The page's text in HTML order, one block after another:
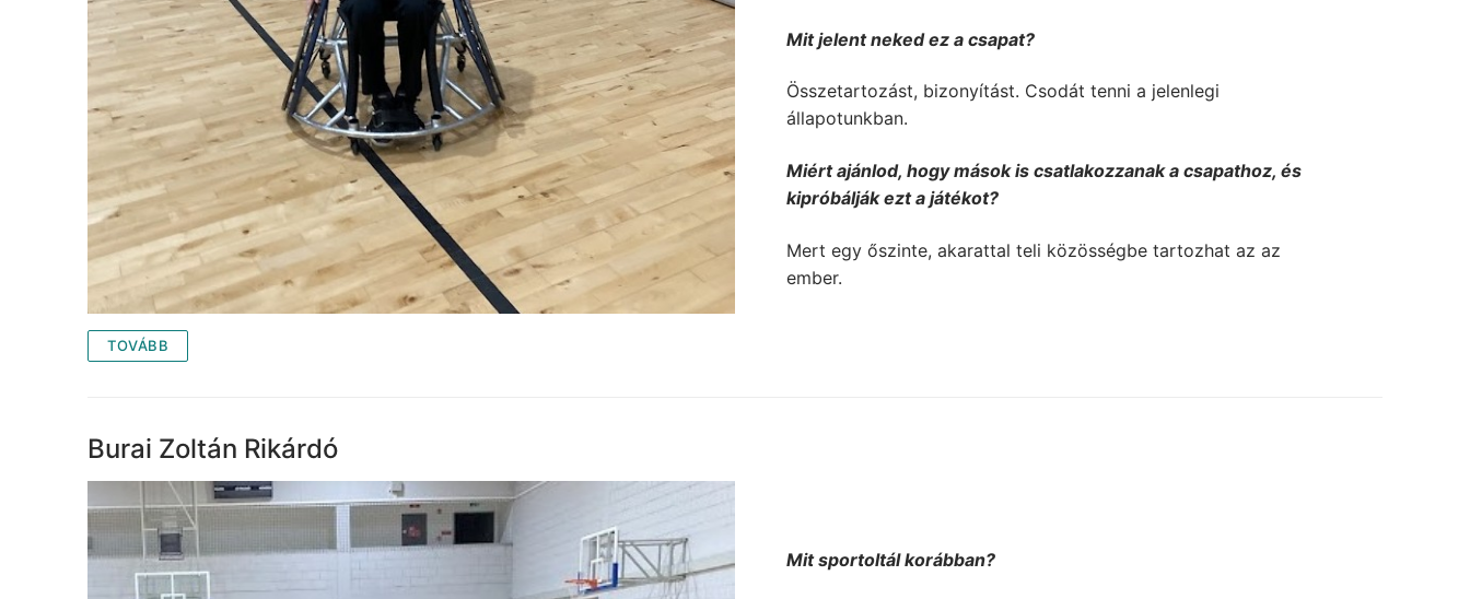
Mit jelent neked ez a csapat?
Összetartozást, bizonyítást. Csodát tenni a jelenlegi
állapotunkban.
Miért ajánlod, hogy mások is csatlakozzanak a csapathoz, és
kipróbálják ezt a játékot?
Mert egy őszinte, akarattal teli közösségbe tartozhat az az
ember.
TOVÁBB
Burai Zoltán Rikárdó
Mit sportoltál korábban?